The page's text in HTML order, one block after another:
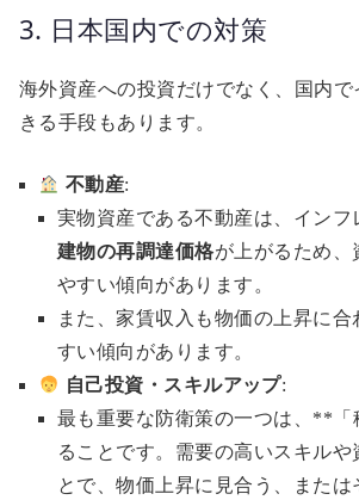
3. 日本国内での対策
海外資産への投資だけでなく、国内
きる手段もあります。
不動産:
実物資産である不動産は、インフ
建物の再調達価格が上がるため、
やすい傾向があります。
また、家賃収入も物価の上昇に
すい傾向があります。
自己投資・スキルアップ:
最も重要な防衛策の一つは、**
ることです。需要の高いスキルや
とで、物価上昇に見合う、または